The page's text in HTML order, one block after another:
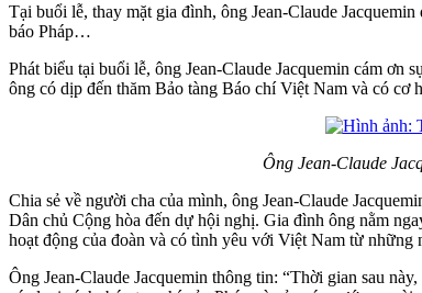
Tại buổi lễ, thay mặt gia đình, ông Jean-Claude
báo Pháp…
Phát biểu tại buổi lễ, ông Jean-Claude Jacquemin cám
ông có dịp đến thăm Bảo tàng Báo chí Việt Nam và có cơ
Ông Jean-Claude
Chia sẻ về người cha của mình, ông Jean-Claude
Dân chủ Cộng hòa đến dự hội nghị. Gia đình ông nằm
hoạt động của đoàn và có tình yêu với Việt Nam từ những
Ông Jean-Claude Jacquemin thông tin: “Thời gian sau